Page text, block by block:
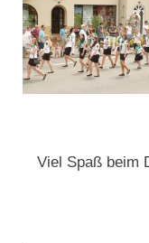
Viel Spaß beim